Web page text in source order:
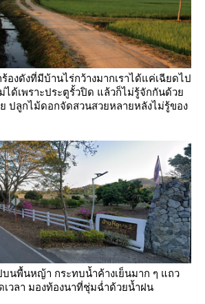
งดังที่มีบ้านไร่กว้างมากเราได้แค่เฉียดไป
ได้เพราะประตูรั้วปิด ล้วก็ไม่รู้จักกันด้ว
ปลูกไม้ดอกจัดสวนสวยหลายหลังไม่รู้ของ
บนพื้นหญ้า กระทบน้ำค้างเย็นมาก ๆ แถว
วลา มองท้องนาที่ชุ่มฉ่ำด้วยน้ำฝน